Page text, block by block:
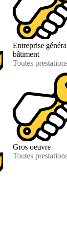
Entreprise
bâtiment
Toutes
Gros oeuvre
Toutes